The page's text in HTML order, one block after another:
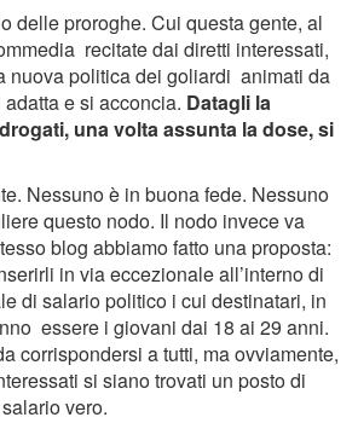
delle proroghe. Cui questa gente, al
recitate dai diretti interessati,
nuova politica dei goliardi animati da
e si acconcia. Datagli la
una volta assunta la dose, si
Nessuno è in buona fede. Nessuno
questo nodo. Il nodo invece va
blog abbiamo fatto una proposta:
in via eccezionale all’interno di
di salario politico i cui destinatari, in
essere i giovani dai 18 ai 29 anni.
corrispondersi a tutti, ma ovviamente,
si siano trovati un posto di
vero.